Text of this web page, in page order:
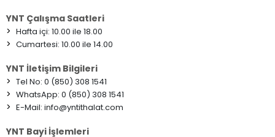
YNT Çalışma Saatleri
> Hafta içi: 10.00 ile 18.00
> Cumartesi: 10.00 ile 14.00
YNT İletişim Bilgileri
> Tel No: 0 (850) 308 1541
> WhatsApp: 0 (850) 308 1541
> E-Mail: info@yntithalat.com
YNT Bayi İşlemleri